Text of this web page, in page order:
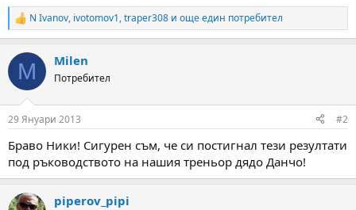
R
e
c
i
s
N Ivanov, ivotomov1,traper308 и още един потребител
M Milen
Потребител
29 Януари 2013 #2
Браво Ники! Сигурен съм, че си постигнал тези резултати
под ръководството на нашия треньор дядо Данчо!
piperov_pipi